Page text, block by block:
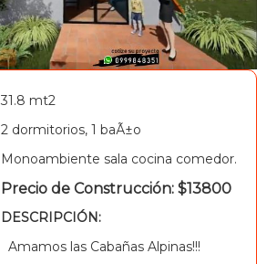
31.8 mt2
2 dormitorios, 1 baÃ±o
Monoambiente sala cocina comedor.
Precio de Construcción: $13800
DESCRIPCIÓN:
Amamos las Cabañas Alpinas!!!